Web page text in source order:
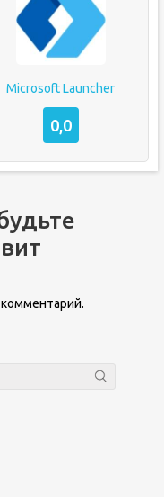
Microsoft Launcher
0,0